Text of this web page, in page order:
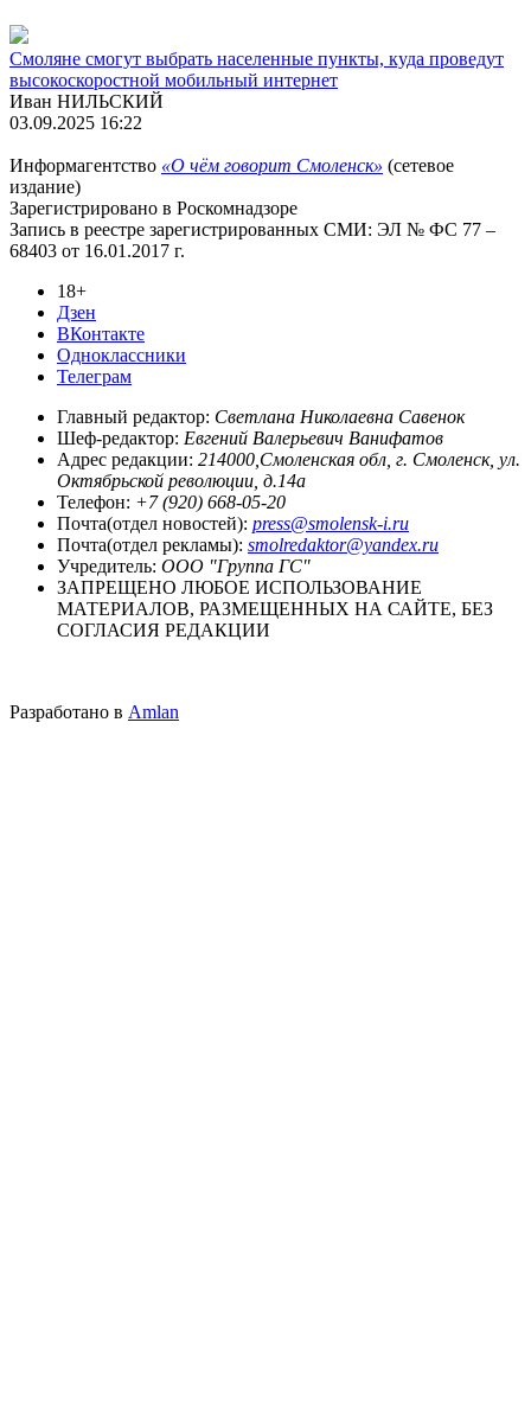
Смоляне смогут выбрать населенные пункты, куда проведут
высокоскоростной мобильный интернет
Иван НИЛЬСКИЙ
03.09.2025 16:22
Информагентство «О чём говорит Смоленск» (сетевое
издание)
Зарегистрировано в Роскомнадзоре
Запись в реестре зарегистрированных СМИ: ЭЛ № ФС 77 –
68403 от 16.01.2017 г.
18+
Дзен
ВКонтакте
Одноклассники
Телеграм
Главный редактор: Светлана Николаевна Савенок
Шеф-редактор: Евгений Валерьевич Ванифатов
Адрес редакции: 214000,Смоленская обл, г. Смоленск, ул.
Октябрьской революции, д.14а
Телефон: +7 (920) 668-05-20
Почта(отдел новостей): press@smolensk-i.ru
Почта(отдел рекламы): smolredaktor@yandex.ru
Учредитель: ООО "Группа ГС"
ЗАПРЕЩЕНО ЛЮБОЕ ИСПОЛЬЗОВАНИЕ
МАТЕРИАЛОВ, РАЗМЕЩЕННЫХ НА САЙТЕ, БЕЗ
СОГЛАСИЯ РЕДАКЦИИ
Разработано в Amlan